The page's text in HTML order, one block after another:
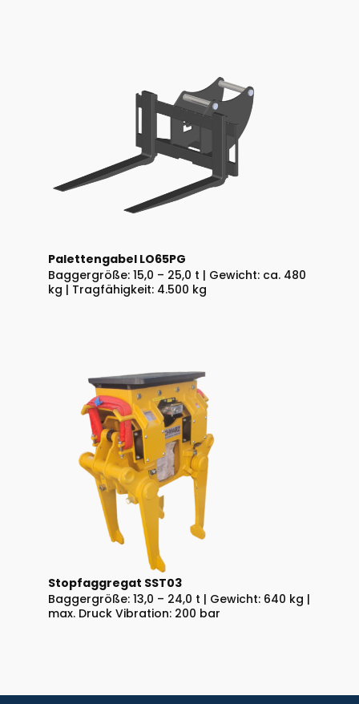
Palettengabel LO65PG
Baggergröße: 15,0 – 25,0 t | Gewicht: ca. 480
kg | Tragfähigkeit: 4.500 kg
Stopfaggregat SST03
Baggergröße: 13,0 – 24,0 t | Gewicht: 640 kg |
max. Druck Vibration: 200 bar